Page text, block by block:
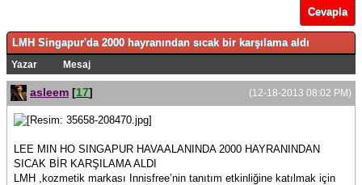
Cevapla
LMH Singapur'da 2000 hayranından sıcak bir karşılama aldı
Yazar Mesaj
(12-18-2013 08:02 PM)
asleem [17]
LEE MIN HO SINGAPUR HAVAALANINDA 2000 HAYRANINDAN
SICAK BİR KARŞILAMA ALDI
LMH ,kozmetik markası Innisfree’nin tanıtım etkinliğine katılmak için